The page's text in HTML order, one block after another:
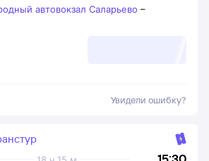
автовокзал Саларьево –
Увидели ошибку?